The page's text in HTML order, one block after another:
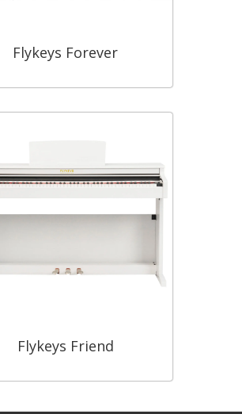
Flykeys Friend
Flykeys Forever